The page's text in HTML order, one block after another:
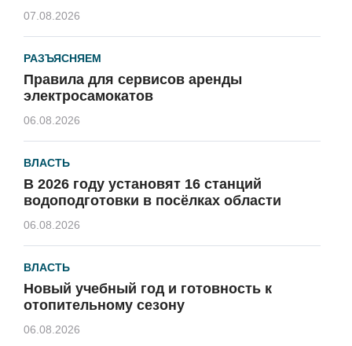
07.08.2026
РАЗЪЯСНЯЕМ
Правила для сервисов аренды
электросамокатов
06.08.2026
ВЛАСТЬ
В 2026 году установят 16 станций
водоподготовки в посёлках области
06.08.2026
ВЛАСТЬ
Новый учебный год и готовность к
отопительному сезону
06.08.2026